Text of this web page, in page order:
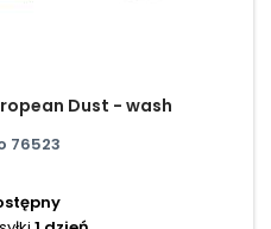
Dust - wash
76523